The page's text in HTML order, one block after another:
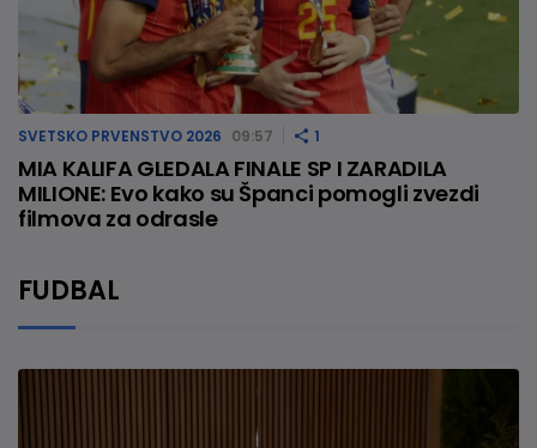
SVETSKO PRVENSTVO 2026 09:57 1
MIA KALIFA GLEDALA FINALE SP I ZARADILA
MILIONE: Evo kako su Španci pomogli zvezdi
filmova za odrasle
FUDBAL